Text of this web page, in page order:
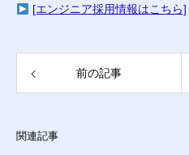
[エンジニア採用情報はこちら]
前の記事
関連記事